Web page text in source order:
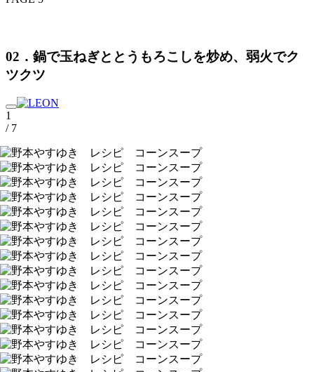
02．鍋で玉ねぎととうもろこしを炒め、弱火でク
ツクツ
1
/ 7